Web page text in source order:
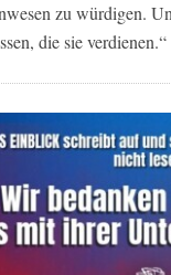
zu würdigen.
die sie verdienen.“